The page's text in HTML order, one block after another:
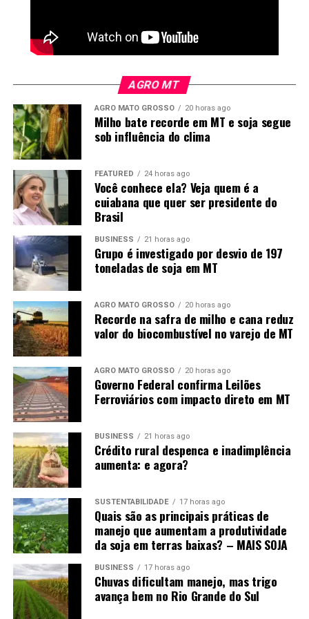
AGRO MT
AGRO MATO GROSSO 20 horas ago
Milho bate recorde em MT e soja segue
sob influência do clima
FEATURED 24 horas ago
Você conhece ela? Veja quem é a
cuiabana que quer ser presidente do
Brasil
BUSINESS 21 horas ago
Grupo é investigado por desvio de 197
toneladas de soja em MT
AGRO MATO GROSSO 20 horas ago
Recorde na safra de milho e cana reduz
valor do biocombustível no varejo de MT
AGRO MATO GROSSO 20 horas ago
Governo Federal confirma Leilões
Ferroviários com impacto direto em MT
BUSINESS 21 horas ago
Crédito rural despenca e inadimplência
aumenta: e agora?
SUSTENTABILIDADE 17 horas ago
Quais são as principais práticas de
manejo que aumentam a produtividade
da soja em terras baixas? – MAIS SOJA
BUSINESS 17 horas ago
Chuvas dificultam manejo, mas trigo
avança bem no Rio Grande do Sul